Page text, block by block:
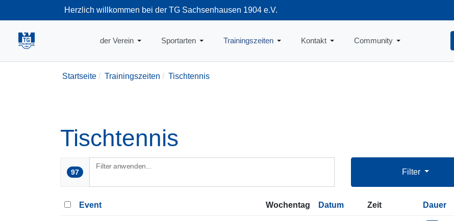
Herzlich willkommen bei der TG Sachsenhausen 1904 e.V.
+49-69-66374712
der Verein Sportarten Trainingszeiten Kontakt Community
Startseite Trainingszeiten Tischtennis
Tischtennis
97
Filter anwenden...
Filter
Event Wochentag Datum Zeit Dauer